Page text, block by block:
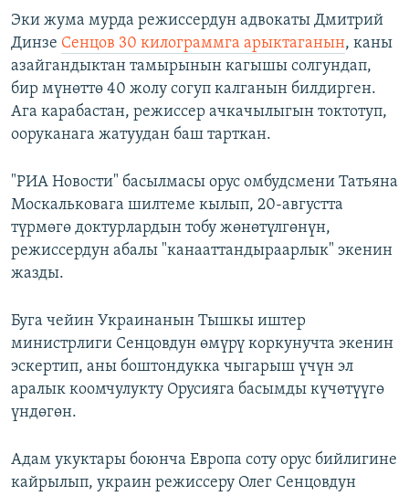
Эки жума мурда режиссердун адвокаты Дмитрий
Динзе Сенцов 30 килограммга арыктаганын, каны
азайгандыктан тамырынын кагышы солгундап,
бир мүнөттө 40 жолу согуп калганын билдирген.
Ага карабастан, режиссер ачкачылыгын токтотуп,
ооруканага жатуудан баш тарткан.
"РИА Новости" басылмасы орус омбудсмени Татьяна
Москальковага шилтеме кылып, 20-августта
түрмөгө доктурлардын тобу жөнөтүлгөнүн,
режиссердун абалы "канааттандыраарлык" экенин
жазды.
Буга чейин Украинанын Тышкы иштер
министрлиги Сенцовдун өмүрү коркунучта экенин
эскертип, аны боштондукка чыгарыш үчүн эл
аралык коомчулукту Орусияга басымды күчөтүүгө
үндөгөн.
Адам укуктары боюнча Европа соту орус бийлигине
кайрылып, украин режиссеру Олег Сенцовдун